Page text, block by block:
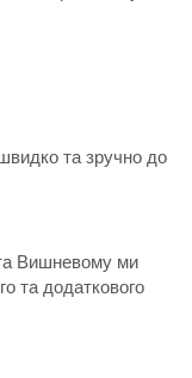
та зручно до
Вишневому ми
та додаткового